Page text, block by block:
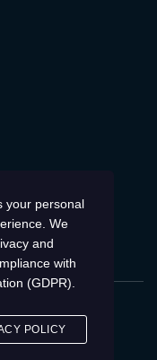
των
your personal
We
and
with
(GDPR)
POLICY